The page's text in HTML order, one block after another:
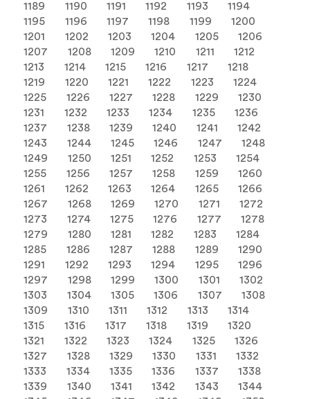
1189
1190 1191 1192 1193
1194
1195
1196 1197 1198 1199
1200
1201
1202 1203 1204 1205
1206
1207
1208 1209 1210 1211
1212
1213
1214 1215 1216 1217
1218
1219
1220 1221 1222 1223
1224
1225
1226 1227 1228 1229
1230
1231
1232 1233 1234 1235
1236
1237
1238 1239 1240 1241
1242
1243
1244 1245 1246 1247
1248
1249
1250 1251 1252 1253
1254
1255
1256 1257 1258 1259
1260
1261
1262 1263 1264 1265
1266
1267
1268 1269 1270 1271
1272
1273
1274 1275 1276 1277
1278
1279
1280 1281 1282 1283
1284
1285
1286 1287 1288 1289
1290
1291
1292 1293 1294 1295
1296
1297
1298 1299 1300 1301
1302
1303
1304 1305 1306 1307
1308
1309
1310 1311 1312 1313
1314
1315
1316 1317 1318 1319
1320
1321
1322 1323 1324 1325
1326
1327
1328 1329 1330 1331
1332
1333
1334 1335 1336 1337
1338
1339
1340 1341 1342 1343
1344